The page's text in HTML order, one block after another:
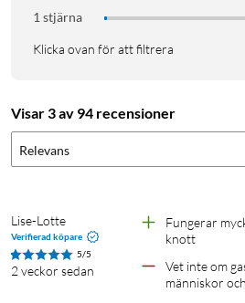
1 stjärna
Klicka ovan för att filtrera
Visar 3 av 94 recensioner
Relevans
Lise-Lotte
Verifierad köpare
5/5
2 veckor sedan
Fungerar
knott
Vet inte om
människor